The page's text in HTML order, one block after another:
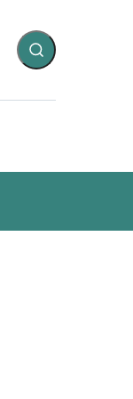
Fold søgefelt ud